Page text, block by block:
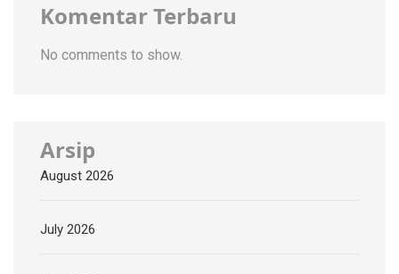
Komentar Terbaru
No comments to show.
Arsip
August 2026
July 2026